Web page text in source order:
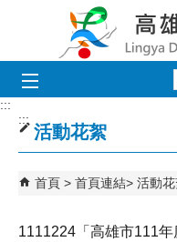
跳到主要內容區塊
:::
:::
活動花絮
首頁 首頁連結 活動花
1111224「高雄市111